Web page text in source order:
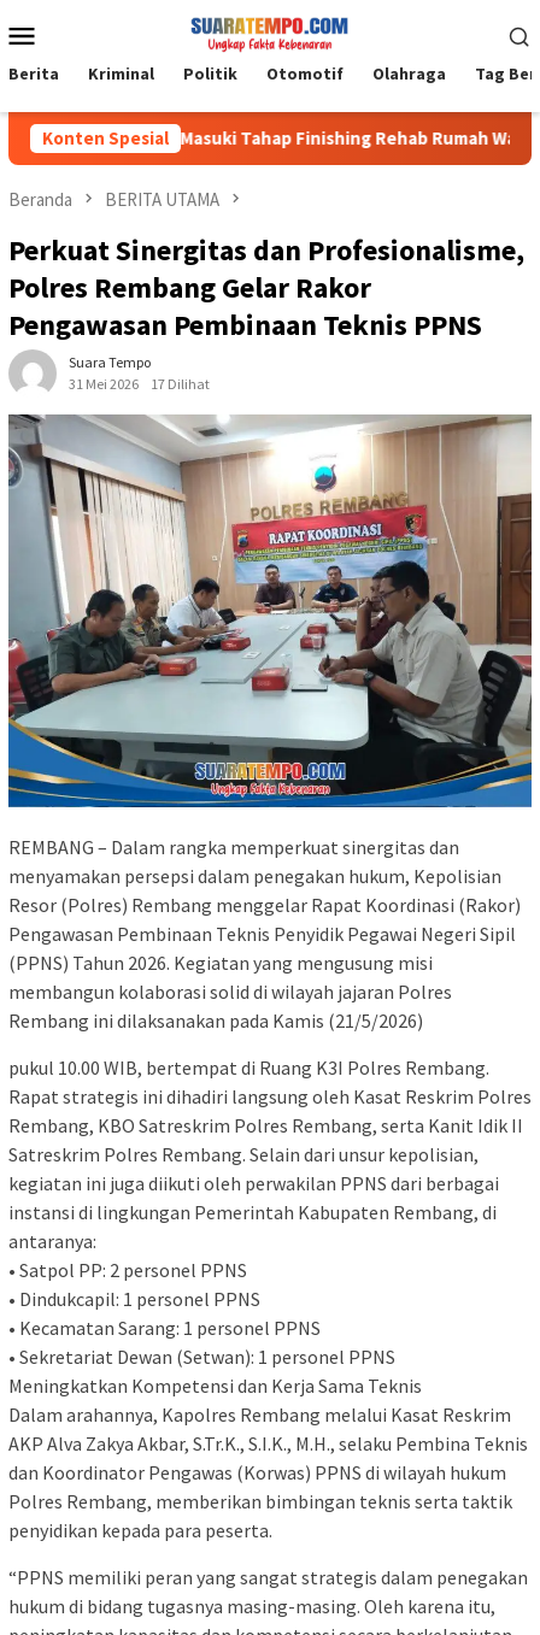
ke
kontenMobile
Berita Kriminal Politik Otomotif Olahraga Tag
Konten Spesial
1002/HST Masuki Tahap Finishing Rehab Rumah Warga
Beranda BERITA UTAMA
Perkuat Sinergitas dan Profesionalisme,
Polres Rembang Gelar Rakor
Pengawasan Pembinaan Teknis PPNS
Suara Tempo
31 Mei 2026
17 Dilihat
REMBANG – Dalam rangka memperkuat sinergitas dan
menyamakan persepsi dalam penegakan hukum, Kepolisian
Resor (Polres) Rembang menggelar Rapat Koordinasi (Rakor)
Pengawasan Pembinaan Teknis Penyidik Pegawai Negeri Sipil
(PPNS) Tahun 2026. Kegiatan yang mengusung misi
membangun kolaborasi solid di wilayah jajaran Polres
Rembang ini dilaksanakan pada Kamis (21/5/2026)
pukul 10.00 WIB, bertempat di Ruang K3I Polres Rembang.
Rapat strategis ini dihadiri langsung oleh Kasat Reskrim Polres
Rembang, KBO Satreskrim Polres Rembang, serta Kanit Idik II
Satreskrim Polres Rembang. Selain dari unsur kepolisian,
kegiatan ini juga diikuti oleh perwakilan PPNS dari berbagai
instansi di lingkungan Pemerintah Kabupaten Rembang, di
antaranya:
• Satpol PP: 2 personel PPNS
• Dindukcapil: 1 personel PPNS
• Kecamatan Sarang: 1 personel PPNS
• Sekretariat Dewan (Setwan): 1 personel PPNS
Meningkatkan Kompetensi dan Kerja Sama Teknis
Dalam arahannya, Kapolres Rembang melalui Kasat Reskrim
AKP Alva Zakya Akbar, S.Tr.K., S.I.K., M.H., selaku Pembina Teknis
dan Koordinator Pengawas (Korwas) PPNS di wilayah hukum
Polres Rembang, memberikan bimbingan teknis serta taktik
penyidikan kepada para peserta.
“PPNS memiliki peran yang sangat strategis dalam penegakan
hukum di bidang tugasnya masing-masing. Oleh karena itu,